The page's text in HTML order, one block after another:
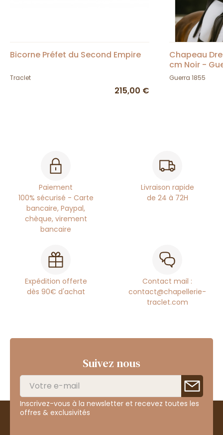
Bicorne Préfet du Second Empire
Traclet
215,00 €
Chapeau
cm Noir -
Guerra 1855
Paiement
100% sécurisé - Carte
bancaire, Paypal,
chèque, virement
bancaire
Livraison rapide
de 24 à 72H
Expédition offerte
dès 90€ d'achat
Contact mail :
contact@chapellerie-
traclet.com
Suivez nous
Inscrivez-vous à la newsletter et recevez toutes les
offres & exclusivités